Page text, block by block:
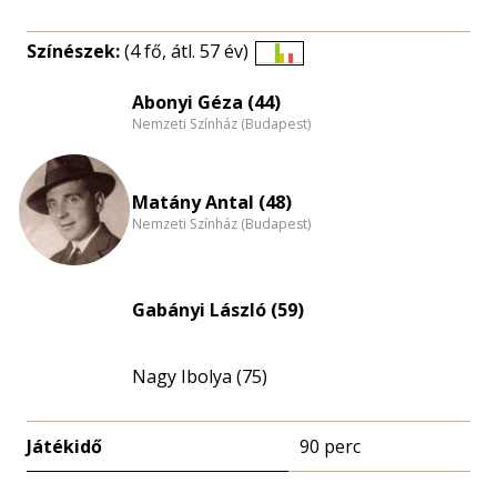
Színészek:(4 fő, átl. 57 év)
eloszlás
nagyítása
Abonyi Géza (44)
Nemzeti Színház (Budapest)
Matány Antal (48)
Nemzeti Színház (Budapest)
Gabányi László (59)
Nagy Ibolya (75)
Játékidő 90 perc